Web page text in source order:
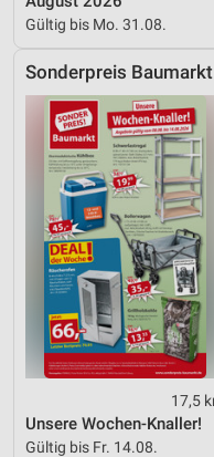
Gültig bis Mo. 31.08.
Sonderpreis Baumarkt
17,5
Unsere Wochen-Knaller!
Gültig bis Fr. 14.08.
Informationen
Notwendig
Performance
Funktional
Werbung